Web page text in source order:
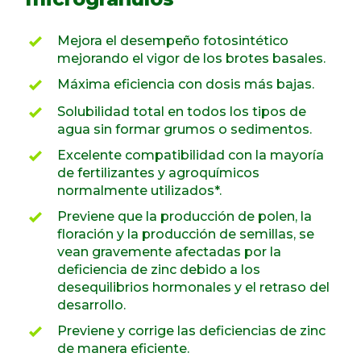
Mejora el desempeño fotosintético
mejorando el vigor de los brotes basales.
Máxima eficiencia con dosis más bajas.
Solubilidad total en todos los tipos de
agua sin formar grumos o sedimentos.
Excelente compatibilidad con la mayoría
de fertilizantes y agroquímicos
normalmente utilizados*.
Previene que la producción de polen, la
floración y la producción de semillas, se
vean gravemente afectadas por la
deficiencia de zinc debido a los
desequilibrios hormonales y el retraso del
desarrollo.
Previene y corrige las deficiencias de zinc
de manera eficiente.